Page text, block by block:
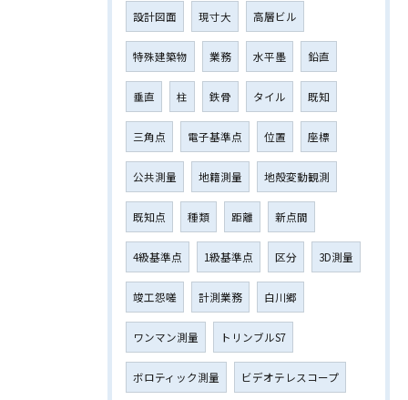
設計図面 現寸大 高層ビル
特殊建築物 業務 水平墨 鉛直
垂直 柱 鉄骨 タイル 既知
三角点 電子基準点 位置 座標
公共測量 地籍測量 地殻変動観測
既知点 種類 距離 新点間
4級基準点 1級基準点 区分 3D測量
竣工怨嗟 計測業務 白川郷
ワンマン測量 トリンブルS7
ボロティック測量 ビデオテレスコープ